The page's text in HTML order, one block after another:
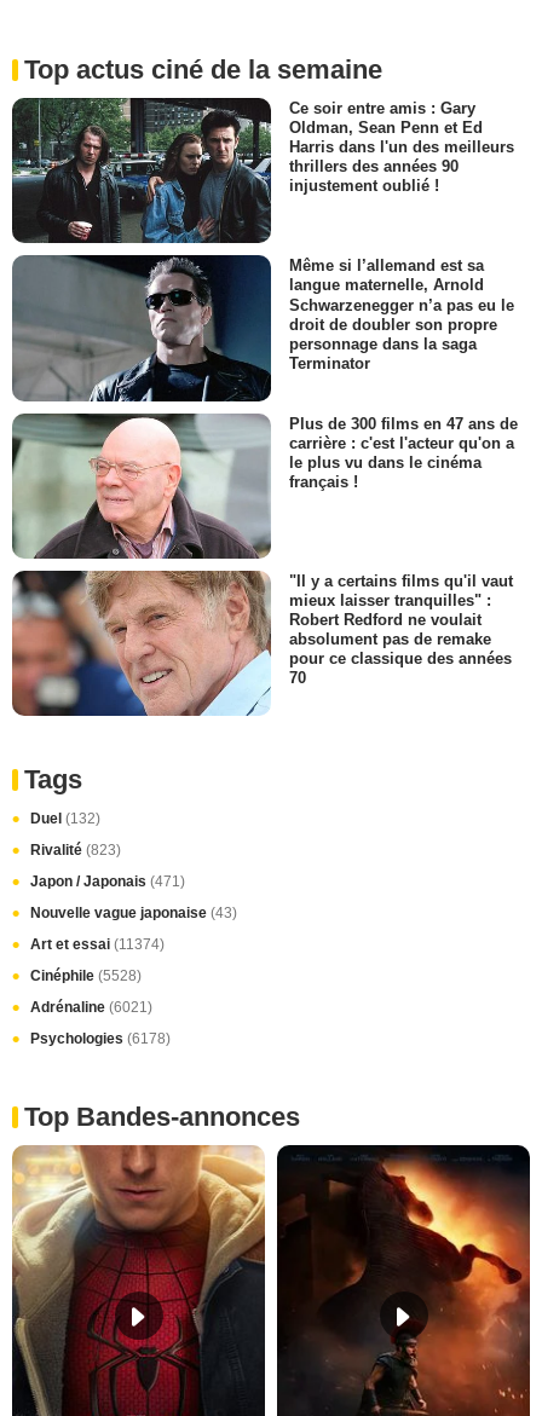
Top actus ciné de la semaine
Ce soir entre amis : Gary
Oldman, Sean Penn et Ed
Harris dans l'un des meilleurs
thrillers des années 90
injustement oublié !
Même si l’allemand est sa
langue maternelle, Arnold
Schwarzenegger n’a pas eu le
droit de doubler son propre
personnage dans la saga
Terminator
Plus de 300 films en 47 ans de
carrière : c'est l'acteur qu'on a
le plus vu dans le cinéma
français !
"Il y a certains films qu'il vaut
mieux laisser tranquilles" :
Robert Redford ne voulait
absolument pas de remake
pour ce classique des années
70
Tags
Duel (132)
Rivalité (823)
Japon / Japonais (471)
Nouvelle vague japonaise (43)
Art et essai (11374)
Cinéphile (5528)
Adrénaline (6021)
Psychologies (6178)
Top Bandes-annonces